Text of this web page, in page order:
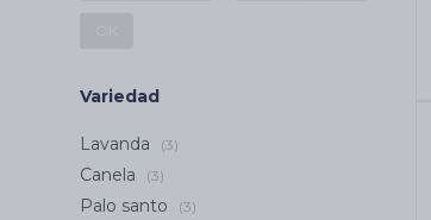
Variedad
Lavanda (3)
Canela (3)
Palo santo (3)